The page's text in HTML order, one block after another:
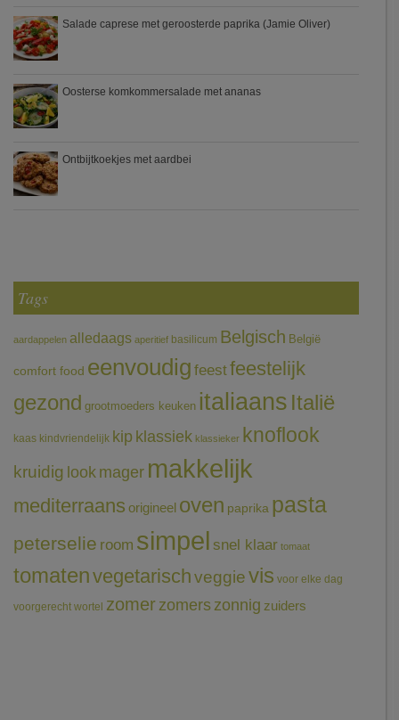
Salade caprese met geroosterde paprika (Jamie Oliver)
Oosterse komkommersalade met ananas
Ontbijtkoekjes met aardbei
Tags
aardappelen alledaags aperitief basilicum Belgisch België
comfort food eenvoudig feestfeestelijk
gezond grootmoeders keuken italiaans Italië
kaas kindvriendelijk kip klassiek klassieker knoflook
kruidig look mager makkelijk
mediterraans origineel oven paprika pasta
peterselie room simpel snel klaar tomaat
tomatenvegetarischveggievis voor elke dag
voorgerecht wortel zomerzomerszonnig zuiders